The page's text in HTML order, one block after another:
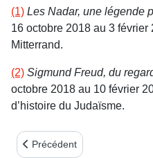
(1) Les Nadar, une légende
16 octobre 2018 au 3
Mitterrand.
(2) Sigmund Freud, du
octobre 2018 au 10 février
d’histoire du Judaïsme.
Article précédent : BILLET
Précédent